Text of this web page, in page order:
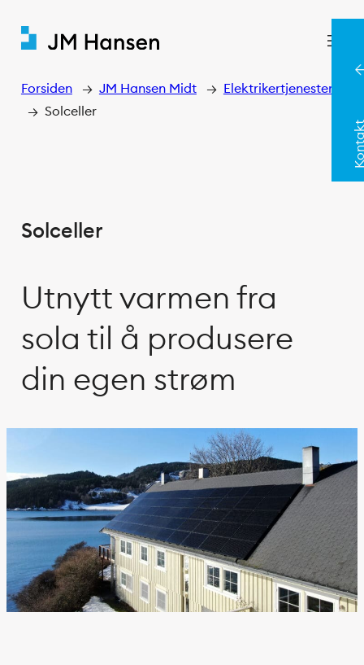
Forsiden→ JM Hansen Midt→ Elektrikertjenester
→ Solceller
Solceller
Utnytt varmen fra
sola til å produsere
din egen strøm